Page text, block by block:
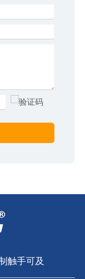
触手可及​​​​​​​